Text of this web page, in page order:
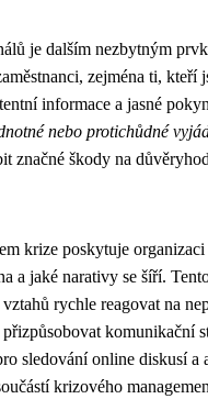
je dalším nezbytným
zejména ti, kteří
informace a jasné
nebo protichůdné
značné škody na
krize poskytuje organizaci
a jaké narativy se šíří.
rychle reagovat na
komunikační
sledování online diskusí a
krizového